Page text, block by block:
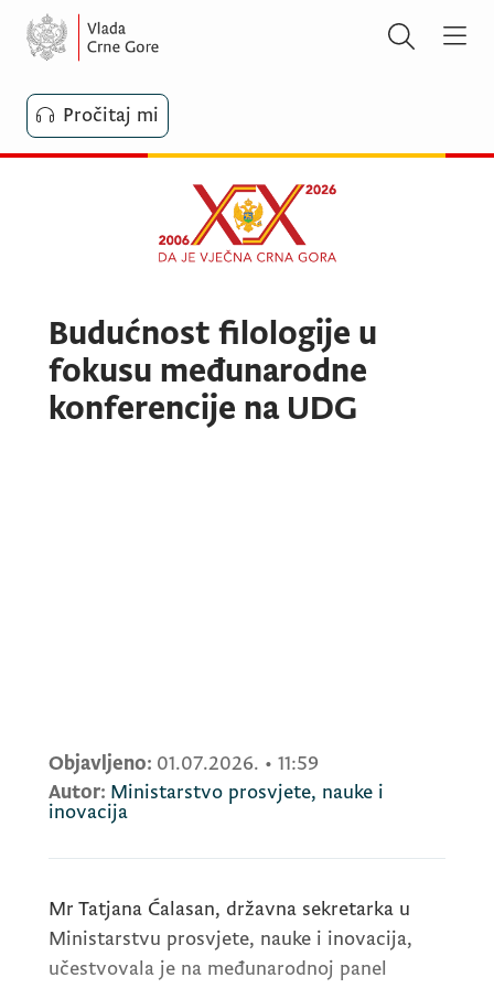
Pročitaj mi
Budućnost filologije u
fokusu međunarodne
konferencije na UDG
Objavljeno: 01.07.2026. • 11:59
Autor: Ministarstvo prosvjete, nauke i
inovacija
Mr Tatjana Ćalasan, državna sekretarka u
Ministarstvu prosvjete, nauke i inovacija,
učestvovala je na međunarodnoj panel